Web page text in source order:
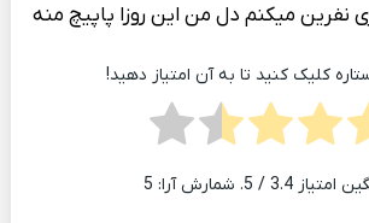
نفرین میکنم دل من این روزا پاپیچ منه
کلیک کنید تا به آن امتیاز دهید!
امتیاز3.4 / 5. شمارش آرا: 5